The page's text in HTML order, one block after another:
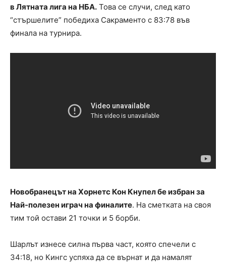
в Лятната лига на НБА. Това се случи, след като
“стършелите” победиха Сакраменто с 83:78 във
финала на турнира.
Новобранецът на Хорнетс Кон Кнупел бе избран за
Най-полезен играч на финалите. На сметката на своя
тим той остави 21 точки и 5 борби.
Шарлът изнесе силна първа част, която спечели с
34:18, но Кингс успяха да се върнат и да намалят